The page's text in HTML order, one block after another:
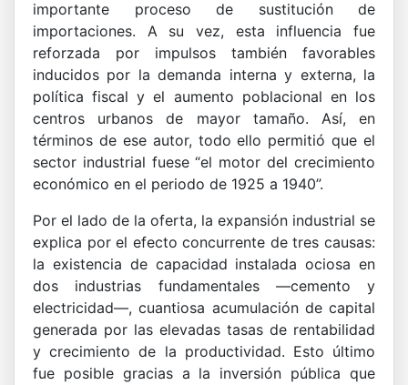
importante proceso de sustitución de
importaciones. A su vez, esta influencia fue
reforzada por impulsos también favorables
inducidos por la demanda interna y externa, la
política fiscal y el aumento poblacional en los
centros urbanos de mayor tamaño. Así, en
términos de ese autor, todo ello permitió que el
sector industrial fuese “el motor del crecimiento
económico en el periodo de 1925 a 1940”.
Por el lado de la oferta, la expansión industrial se
explica por el efecto concurrente de tres causas:
la existencia de capacidad instalada ociosa en
dos industrias fundamentales —cemento y
electricidad—, cuantiosa acumulación de capital
generada por las elevadas tasas de rentabilidad
y crecimiento de la productividad. Esto último
fue posible gracias a la inversión pública que